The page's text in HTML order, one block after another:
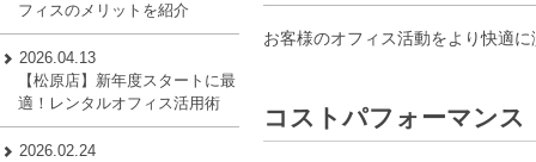
お客様のオフィス活動をより快適
コストパフォーマンス
フィスのメリットを紹介
2026.04.13
【松原店】新年度スタートに最
適！レンタルオフィス活用術
2026.02.24